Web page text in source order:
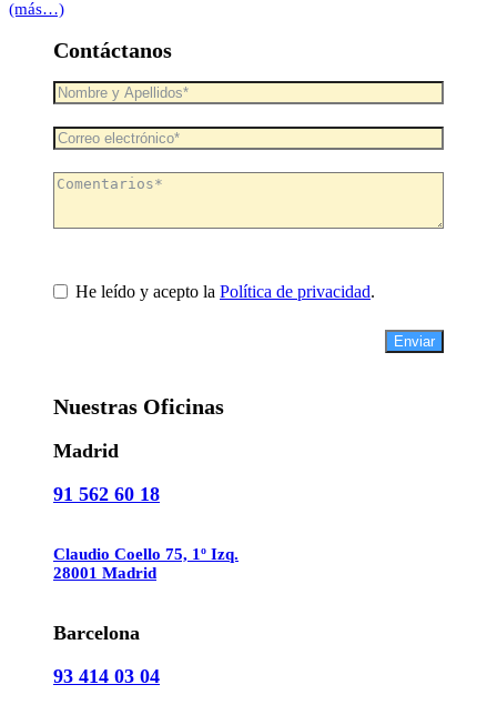
(más…)
Contáctanos
He leído y acepto la Política de privacidad.
Enviar
Nuestras Oficinas
Madrid
91 562 60 18
Claudio Coello 75, 1º Izq.
28001 Madrid
Barcelona
93 414 03 04